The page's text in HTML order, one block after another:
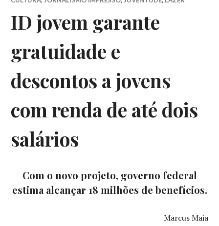
ID jovem garante
gratuidade e
descontos a jovens
com renda de até dois
salários
Com o novo projeto, governo federal
estima alcançar 18 milhões de benefícios.
Marcus Maia